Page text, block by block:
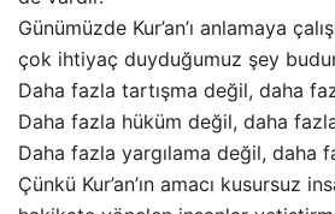
Günümüzde Kur’an’ı anlamaya
çok ihtiyaç duyduğumuz şey
Daha fazla tartışma değil, daha
Daha fazla hüküm değil, daha
Daha fazla yargılama değil, daha
Çünkü Kur’an’ın amacı kusursuz